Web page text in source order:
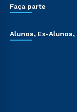
Faça parte
Alunos, Ex-Alunos,